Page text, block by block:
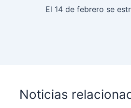
Noticias